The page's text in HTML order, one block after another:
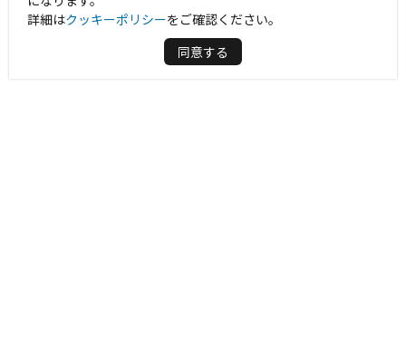
詳細はクッキーポリシーをご確認ください。
同意する